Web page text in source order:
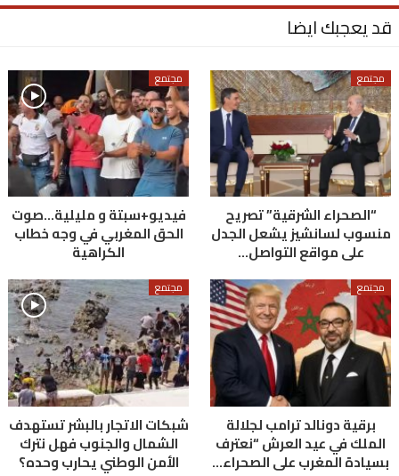
قد يعجبك ايضا
مجتمع
“الصحراء الشرقية” تصريح
منسوب لسانشيز يشعل الجدل
على مواقع التواصل…
مجتمع
فيديو+سبتة و مليلية…صوت
الحق المغربي في وجه خطاب
الكراهية
مجتمع
برقية دونالد ترامب لجلالة
الملك في عيد العرش “نعترف
بسيادة المغرب على الصحراء…
مجتمع
شبكات الاتجار بالبشر تستهدف
الشمال والجنوب فهل نترك
الأمن الوطني يحارب وحده؟